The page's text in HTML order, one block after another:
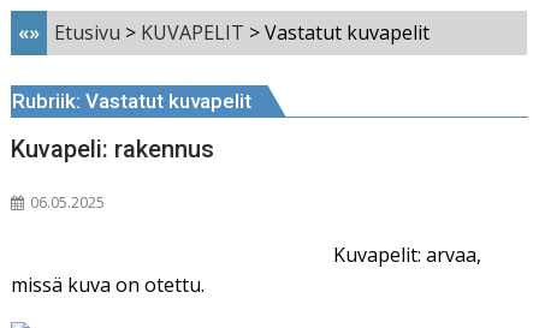
«» Etusivu > KUVAPELIT >Vastatut kuvapelit
Rubriik:Vastatut kuvapelit
Kuvapeli: rakennus
06.05.2025
Kuvapelit: arvaa,
missä kuva on otettu.